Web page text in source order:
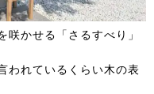
咲かせる「さるすべり」
われているくらい木の表